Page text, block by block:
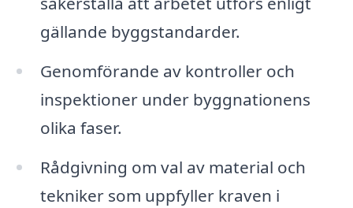
gällande byggstandarder.
Genomförande av kontroller och
inspektioner under byggnationens
olika faser.
Rådgivning om val av material och
tekniker som uppfyller kraven i